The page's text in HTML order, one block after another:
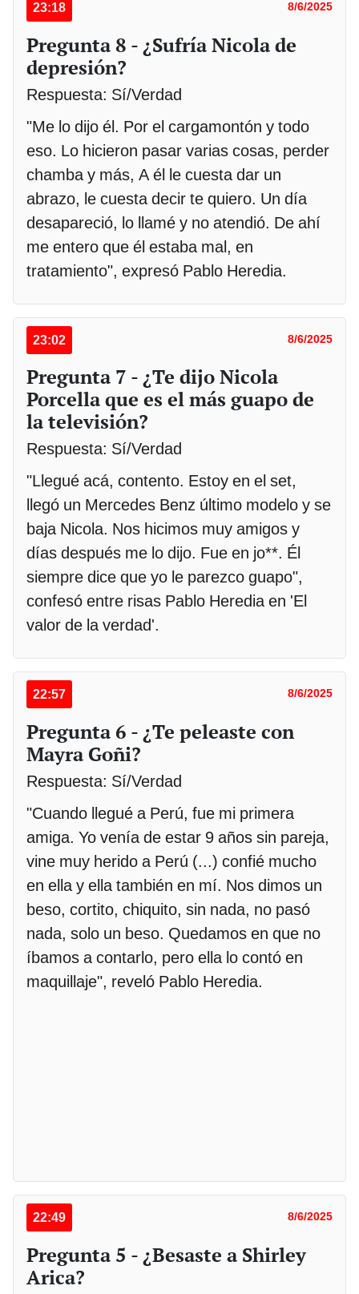
23:18 8/6/2025
Pregunta 8 - ¿Sufría Nicola de
depresión?
Respuesta: Sí/Verdad
"Me lo dijo él. Por el cargamontón y todo
eso. Lo hicieron pasar varias cosas, perder
chamba y más, A él le cuesta dar un
abrazo, le cuesta decir te quiero. Un día
desapareció, lo llamé y no atendió. De ahí
me entero que él estaba mal, en
tratamiento", expresó Pablo Heredia.
23:02 8/6/2025
Pregunta 7 - ¿Te dijo Nicola
Porcella que es el más guapo de
la televisión?
Respuesta: Sí/Verdad
"Llegué acá, contento. Estoy en el set,
llegó un Mercedes Benz último modelo y se
baja Nicola. Nos hicimos muy amigos y
días después me lo dijo. Fue en jo**. Él
siempre dice que yo le parezco guapo",
confesó entre risas Pablo Heredia en 'El
valor de la verdad'.
22:57 8/6/2025
Pregunta 6 - ¿Te peleaste con
Mayra Goñi?
Respuesta: Sí/Verdad
"Cuando llegué a Perú, fue mi primera
amiga. Yo venía de estar 9 años sin pareja,
vine muy herido a Perú (...) confié mucho
en ella y ella también en mí. Nos dimos un
beso, cortito, chiquito, sin nada, no pasó
nada, solo un beso. Quedamos en que no
íbamos a contarlo, pero ella lo contó en
maquillaje", reveló Pablo Heredia.
22:49 8/6/2025
Pregunta 5 - ¿Besaste a Shirley
Arica?